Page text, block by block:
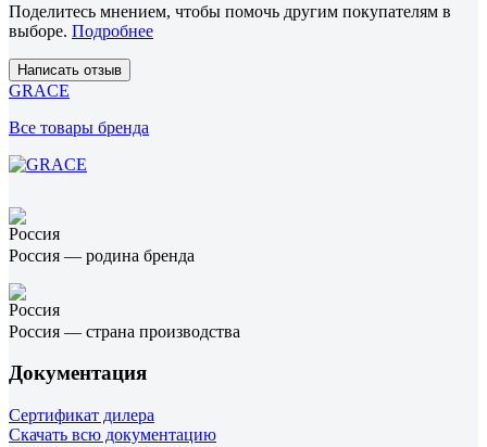
Поделитесь мнением, чтобы помочь другим покупателям в
выборе. Подробнее
Написать отзыв
GRACE
Все товары бренда
Россия — родина бренда
Россия — страна производства
Документация
Сертификат дилера
Скачать всю документацию